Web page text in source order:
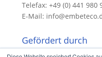
Telefax: +49 (0) 441 980
E-Mail:
Gefördert durch